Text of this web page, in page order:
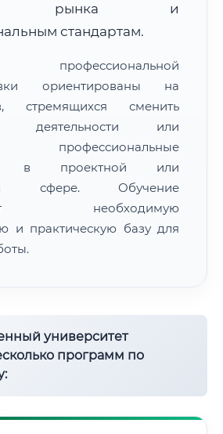
км
ФИС ФРДО
рынка и
стандартам.
профессиональной
ориентированы на
стремящихся сменить
деятельности или
профессиональные
в проектной или
сфере. Обучение
необходимую
и практическую базу для
университет
программ по